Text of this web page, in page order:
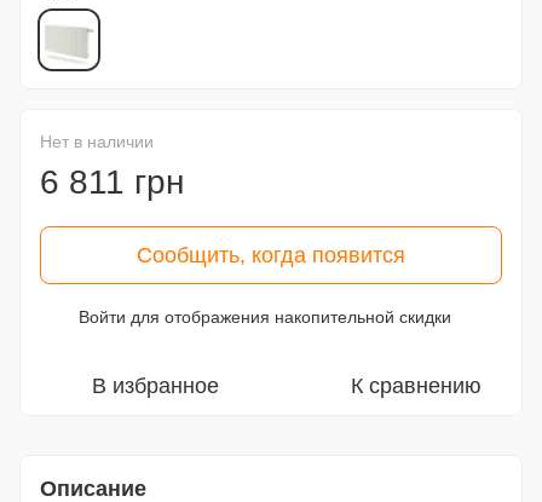
Нет в наличии
6 811 грн
Сообщить, когда появится
Войти для отображения накопительной скидки
В избранное К сравнению
Описание